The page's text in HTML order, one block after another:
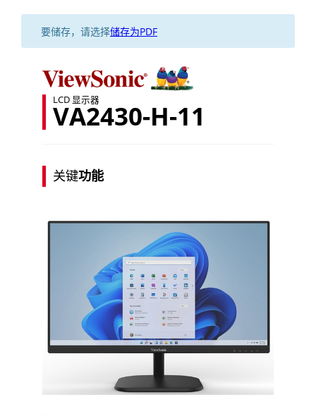
要储存，请选择储存为PDF
LCD 显示器
VA2430-H-11
关键功能